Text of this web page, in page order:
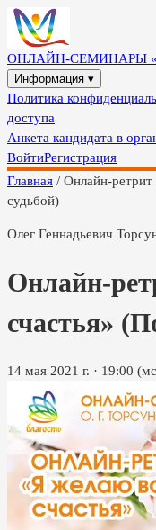
ОНЛАЙН-СЕМИНАРЫ
Информация ▾
Политика
доступа
Анкета кандидата в
ВойтиРегистрация
Главная / Онлайн-
судьбой)
Олег Геннадьевич
Онлайн-
счастья»
14 мая 2021 г. · 19:00